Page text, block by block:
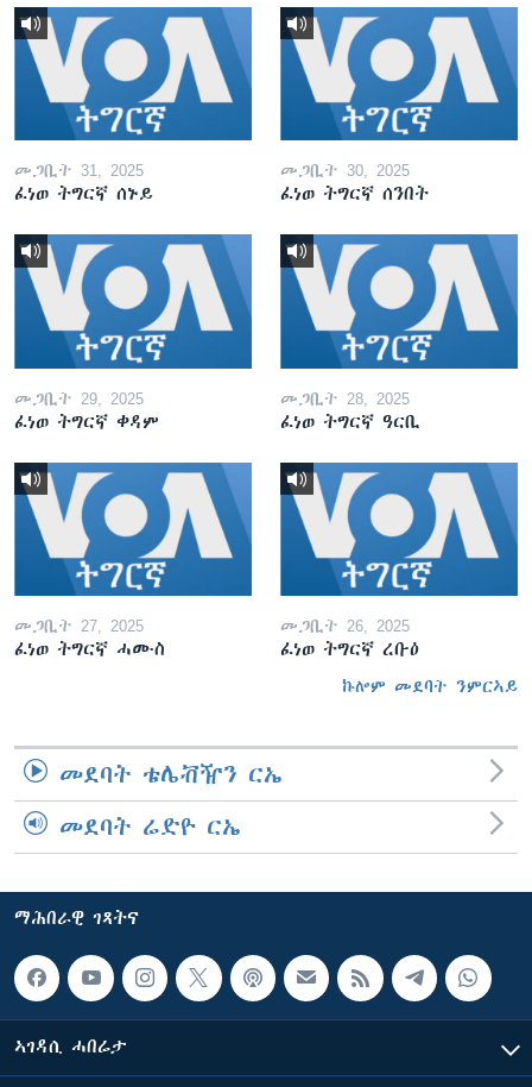
መጋቢት 31, 2025
ፈነወ ትግርኛ ሰኑይ
መጋቢት 30, 2025
ፈነወ ትግርኛ ሰንበት
መጋቢት 29, 2025
ፈነወ ትግርኛ ቀዳም
መጋቢት 28, 2025
ፈነወ ትግርኛ ዓርቢ
መጋቢት 27, 2025
ፈነወ ትግርኛ ሓሙስ
መጋቢት 26, 2025
ፈነወ ትግርኛ ረቡዕ
ኩሎም መደባት ንምርኣይ
መደባት ቴሌቭዥን ርኤ
መደባት ሬድዮ ርኤ
ማሕበራዊ ገጻትና
ኣገዳሲ ሓበሬታ